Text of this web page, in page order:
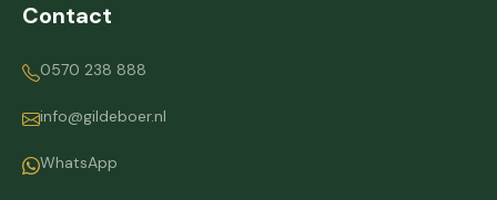
Contact
0570 238 888
info@gildeboer.nl
WhatsApp